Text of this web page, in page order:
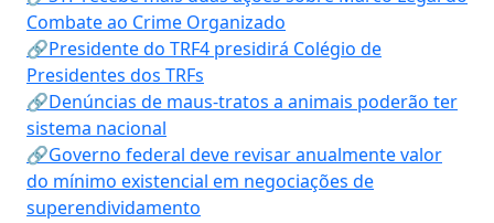
Combate ao Crime Organizado
🔗Presidente do TRF4 presidirá Colégio de
Presidentes dos TRFs
🔗Denúncias de maus-tratos a animais poderão ter
sistema nacional
🔗Governo federal deve revisar anualmente valor
do mínimo existencial em negociações de
superendividamento